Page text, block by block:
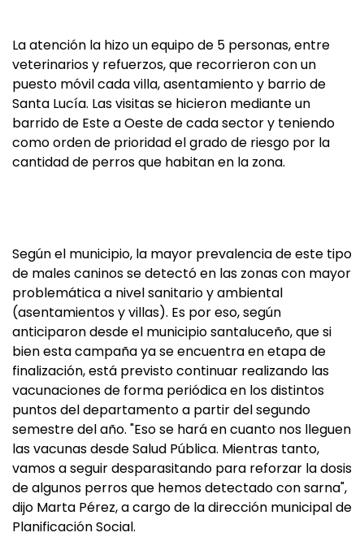
La atención la hizo un equipo de 5 personas, entre
veterinarios y refuerzos, que recorrieron con un
puesto móvil cada villa, asentamiento y barrio de
Santa Lucía. Las visitas se hicieron mediante un
barrido de Este a Oeste de cada sector y teniendo
como orden de prioridad el grado de riesgo por la
cantidad de perros que habitan en la zona.
Según el municipio, la mayor prevalencia de este tipo
de males caninos se detectó en las zonas con mayor
problemática a nivel sanitario y ambiental
(asentamientos y villas). Es por eso, según
anticiparon desde el municipio santaluceño, que si
bien esta campaña ya se encuentra en etapa de
finalización, está previsto continuar realizando las
vacunaciones de forma periódica en los distintos
puntos del departamento a partir del segundo
semestre del año. "Eso se hará en cuanto nos lleguen
las vacunas desde Salud Pública. Mientras tanto,
vamos a seguir desparasitando para reforzar la dosis
de algunos perros que hemos detectado con sarna",
dijo Marta Pérez, a cargo de la dirección municipal de
Planificación Social.